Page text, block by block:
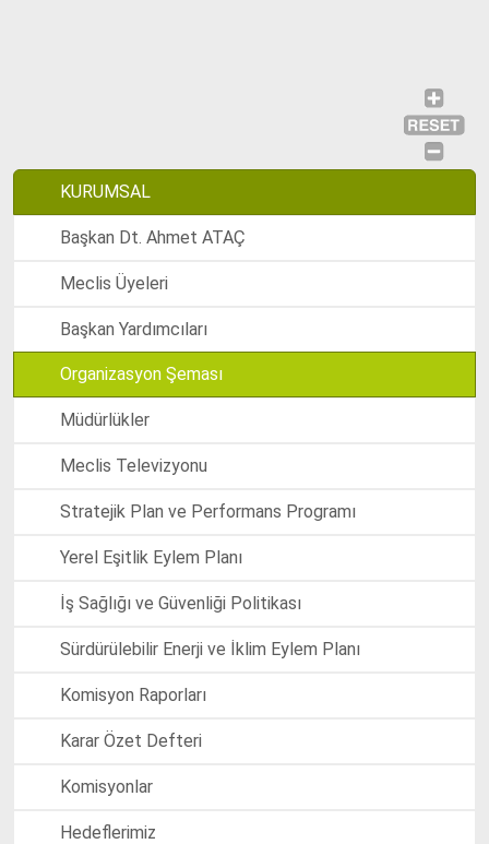
KURUMSAL
Başkan Dt. Ahmet ATAÇ
Meclis Üyeleri
Başkan Yardımcıları
Organizasyon Şeması
Müdürlükler
Meclis Televizyonu
Stratejik Plan ve Performans Programı
Yerel Eşitlik Eylem Planı
İş Sağlığı ve Güvenliği Politikası
Sürdürülebilir Enerji ve İklim Eylem Planı
Komisyon Raporları
Karar Özet Defteri
Komisyonlar
Hedeflerimiz